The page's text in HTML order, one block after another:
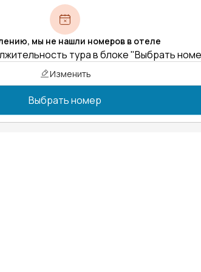
мы не нашли номеров в отеле
тура в блоке "Выбрать
Изменить
Выбрать номер